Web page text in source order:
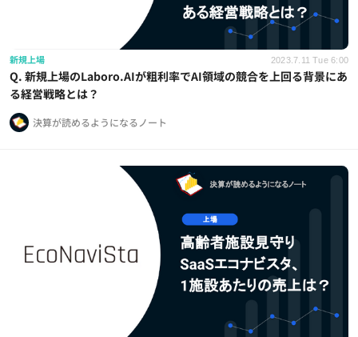
新規上場 2023.7.11 Tue 6:00
Q. 新規上場のLaboro.AIが粗利率でAI領域の競合を上回る背景にあ
る経営戦略とは？
決算が読めるようになるノート